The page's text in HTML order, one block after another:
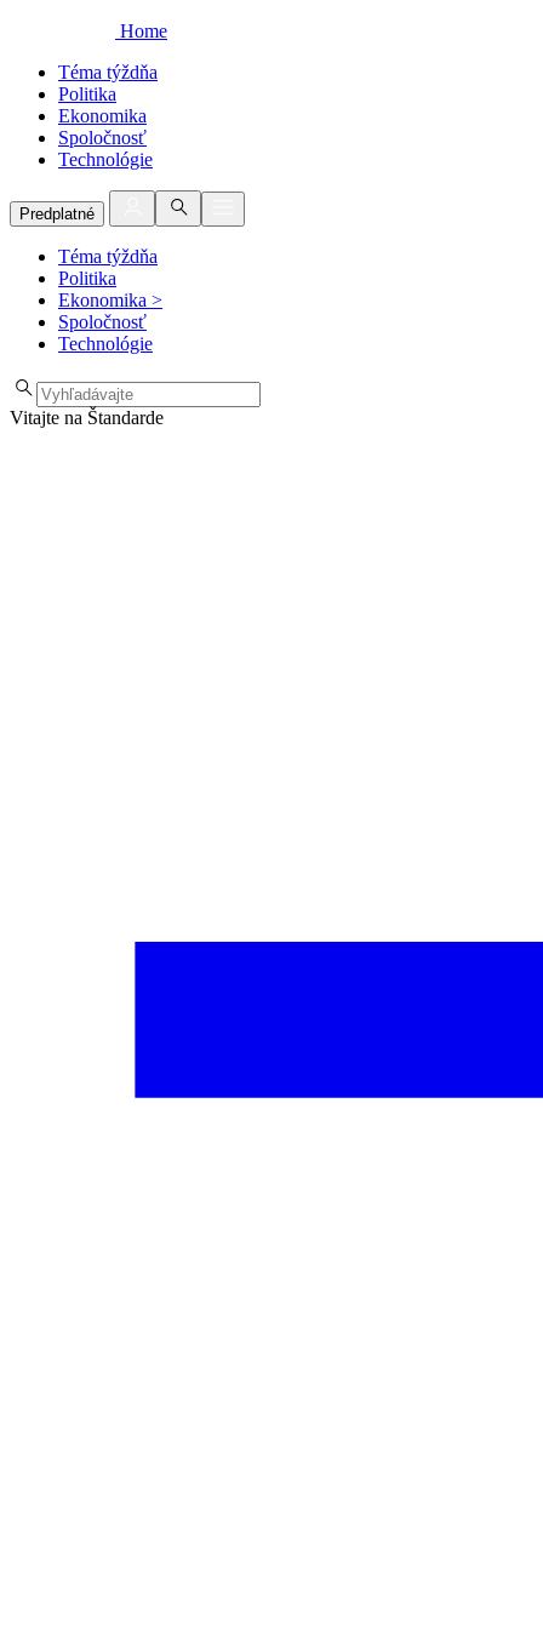
Home
Téma týždňa
Politika
Ekonomika
Spoločnosť
Technológie
Predplatné
Téma týždňa
Politika
Ekonomika >
Spoločnosť
Technológie
Vitajte na Štandarde